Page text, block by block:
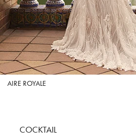
AIRE ROYALE
COCKTAIL